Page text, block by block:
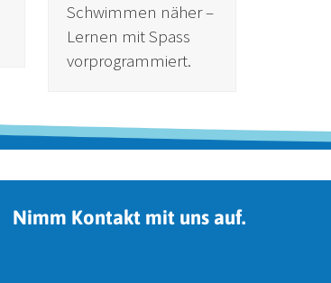
Schwimmen näher –
Lernen mit Spass
vorprogrammiert.
Nimm Kontakt mit uns auf.